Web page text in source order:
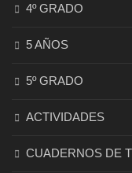
4º GRADO
5 AÑOS
5º GRADO
ACTIVIDADES
CUADERNOS DE